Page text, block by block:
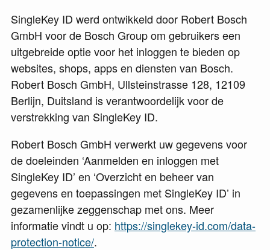
SingleKey ID werd ontwikkeld door Robert Bosch
GmbH voor de Bosch Group om gebruikers een
uitgebreide optie voor het inloggen te bieden op
websites, shops, apps en diensten van Bosch.
Robert Bosch GmbH, Ullsteinstrasse 128, 12109
Berlijn, Duitsland is verantwoordelijk voor de
verstrekking van SingleKey ID.
Robert Bosch GmbH verwerkt uw gegevens voor
de doeleinden ‘Aanmelden en inloggen met
SingleKey ID’ en ‘Overzicht en beheer van
gegevens en toepassingen met SingleKey ID’ in
gezamenlijke zeggenschap met ons. Meer
informatie vindt u op: https://singlekey-id.com/data-
protection-notice/.